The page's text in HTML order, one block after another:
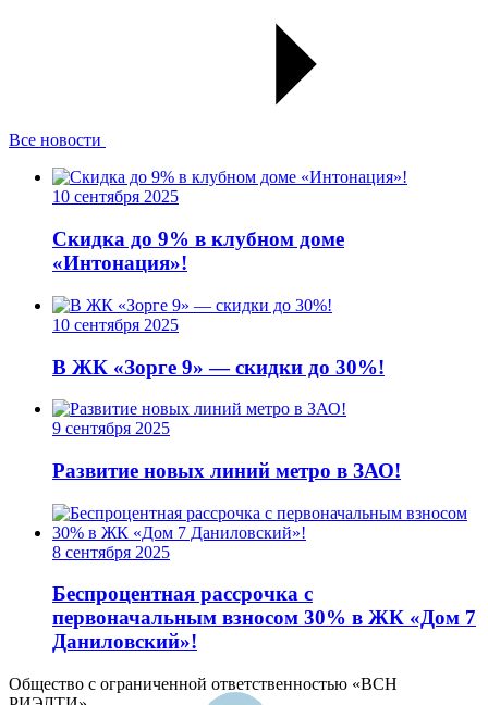
Все новости
10 сентября 2025
Скидка до 9% в клубном доме
«Интонация»!
10 сентября 2025
В ЖК «Зорге 9» — скидки до 30%!
9 сентября 2025
Развитие новых линий метро в ЗАО!
8 сентября 2025
Беспроцентная рассрочка с
первоначальным взносом 30% в ЖК «Дом 7
Даниловский»!
Общество с ограниченной ответственностью «ВСН